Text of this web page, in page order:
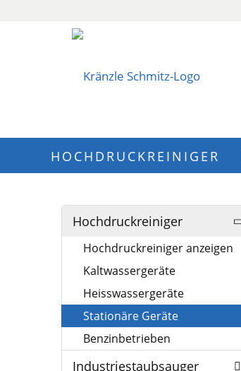
HOCHDRUCKREINIGER
Hochdruckreiniger
Hochdruckreiniger anzeigen
Kaltwassergeräte
Heisswassergeräte
Stationäre Geräte
Benzinbetrieben
Industriestaubsauger